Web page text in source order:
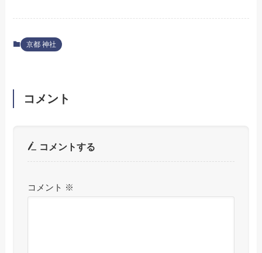
京都 神社
コメント
コメントする
コメント ※